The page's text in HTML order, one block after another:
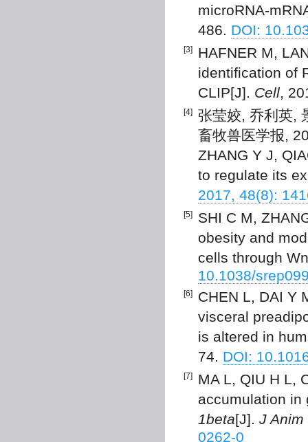
microRNA-
486. DOI:
[3]
HAFNER M,
identification of
CLIP[J]. Cell,
[4]
张莹姣, 乔利英,
畜牧兽医学报,
ZHANG Y J,
to regulate its
2017, 48(8):
[5]
SHI C M,
obesity and
cells through
10.1038/
[6]
CHEN L, DAI Y
visceral
is altered in
74. DOI:
[7]
MA L, QIU H L,
accumulation
1beta[J]. J Anim
0262-0